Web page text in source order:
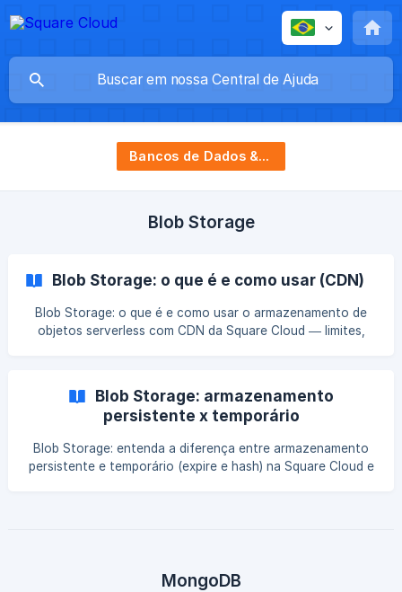
Bancos de Dados & Storage
Blob Storage
Blob Storage: o que é e como usar (CDN)
Blob Storage: o que é e como usar o armazenamento de
objetos serverless com CDN da Square Cloud — limites,
Blob Storage: armazenamento
persistente x temporário
Blob Storage: entenda a diferença entre armazenamento
persistente e temporário (expire e hash) na Square Cloud e
MongoDB